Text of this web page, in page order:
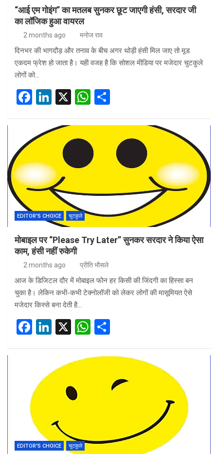
“आई एम गोइंग” का मतलब सुनकर छूट जाएगी हंसी, सरदार जी
का लॉजिक हुआ वायरल
2 months ago मनोज राव
दिनभर की भागदौड़ और तनाव के बीच अगर थोड़ी हंसी मिल जाए तो मूड
एकदम फ्रेश हो जाता है। यही वजह है कि सोशल मीडिया पर मजेदार चुटकुले
लोगों को…
F
ce
b
o
o
k
Li
ke
dI
X
W
at
s
A
p
ar
e
EDITOR'S CHOICE चुटकुले
मोबाइल पर “Please Try Later” सुनकर सरदार ने किया ऐसा
काम, हंसी नहीं रुकेगी
2 months ago प्रीति भौसले
आज के डिजिटल दौर में मोबाइल फोन हर किसी की जिंदगी का हिस्सा बन
चुका है। लेकिन कभी-कभी टेक्नोलॉजी को लेकर लोगों की मासूमियत ऐसे
मजेदार किस्से बना देती है…
F
o
o
k
Li
dI
X
W
at ar
EDITOR'S CHOICE चुटकुले